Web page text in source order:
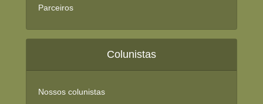
Parceiros
Colunistas
Nossos colunistas